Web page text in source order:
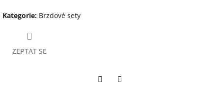
Kategorie: Brzdové sety
ZEPTAT SE